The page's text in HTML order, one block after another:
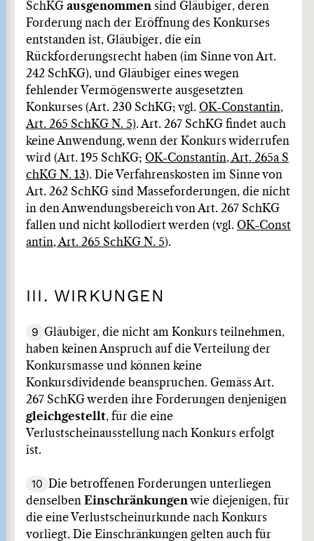
SchKG ausgenommen sind Gläubiger, deren
Forderung nach der Eröffnung des Konkurses
entstanden ist, Gläubiger, die ein
Rückforderungsrecht haben (im Sinne von Art.
242 SchKG), und Gläubiger eines wegen
fehlender Vermögenswerte ausgesetzten
Konkurses (Art. 230 SchKG; vgl. OK-Constantin,
Art. 265 SchKG N. 5). Art. 267 SchKG findet auch
keine Anwendung, wenn der Konkurs widerrufen
wird (Art. 195 SchKG; OK-Constantin, Art. 265a S
chKG N. 13). Die Verfahrenskosten im Sinne von
Art. 262 SchKG sind Masseforderungen, die nicht
in den Anwendungsbereich von Art. 267 SchKG
fallen und nicht kollodiert werden (vgl. OK-Const
antin, Art. 265 SchKG N. 5).
III. WIRKUNGEN
9
Gläubiger, die nicht am Konkurs teilnehmen,
haben keinen Anspruch auf die Verteilung der
Konkursmasse und können keine
Konkursdividende beanspruchen. Gemäss Art.
267 SchKG werden ihre Forderungen denjenigen
gleichgestellt, für die eine
Verlustscheinausstellung nach Konkurs erfolgt
ist.
10
Die betroffenen Forderungen unterliegen
denselben Einschränkungen wie diejenigen, für
die eine Verlustscheinurkunde nach Konkurs
vorliegt. Die Einschränkungen gelten auch für